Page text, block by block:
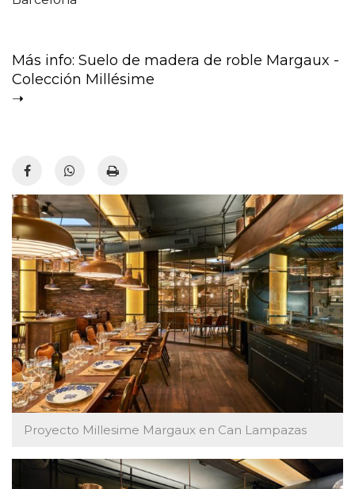
Más info: Suelo de madera de roble Margaux -
Colección Millésime
Proyecto Millesime Margaux en Can Lampazas